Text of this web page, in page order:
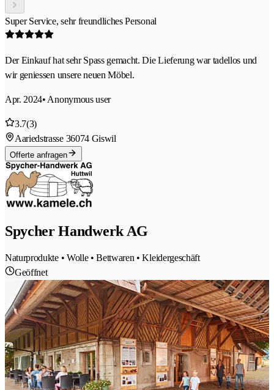
Super Service, sehr freundliches Personal
Der Einkauf hat sehr Spass gemacht. Die Lieferung war tadellos und
wir geniessen unsere neuen Möbel.
Apr. 2024• Anonymous user
3.7(3)
Aariedstrasse 36074 Giswil
Offerte anfragen
Spycher Handwerk AG
Naturprodukte • Wolle • Bettwaren • Kleidergeschäft
Geöffnet